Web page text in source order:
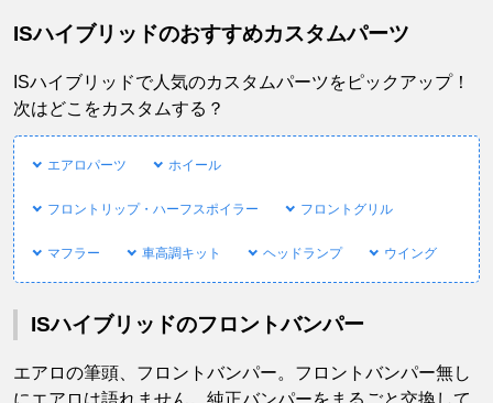
ISハイブリッドのおすすめカスタムパーツ
ISハイブリッドで人気のカスタムパーツをピックアップ！
次はどこをカスタムする？
エアロパーツ ホイール
フロントリップ・ハーフスポイラー フロントグリル
マフラー 車高調キット ヘッドランプ ウイング
ISハイブリッドのフロントバンパー
エアロの筆頭、フロントバンパー。フロントバンパー無し
にエアロは語れません。純正バンパーをまるごと交換して